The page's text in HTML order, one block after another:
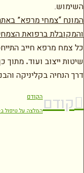
השימוש.
המונח “צמחי מרפא”
והמקובלת ברפואת
כל צמח מרפא חייב
שיטות ייצוב ועוד. מתוך
דרך הנחיה בקליניקה
קודםהקודם